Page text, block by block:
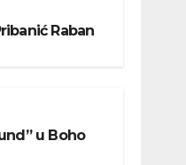
Raban
u Boho